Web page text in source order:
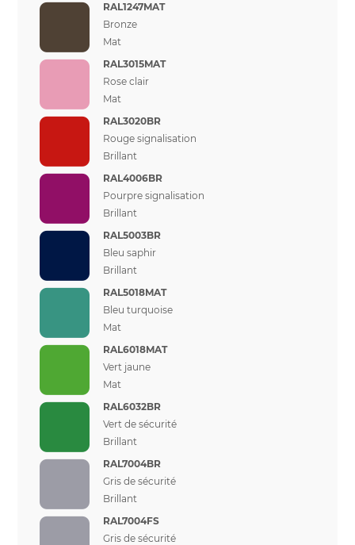
RAL1247MAT
Bronze
Mat
RAL3015MAT
Rose clair
Mat
RAL3020BR
Rouge signalisation
Brillant
RAL4006BR
Pourpre signalisation
Brillant
RAL5003BR
Bleu saphir
Brillant
RAL5018MAT
Bleu turquoise
Mat
RAL6018MAT
Vert jaune
Mat
RAL6032BR
Vert de sécurité
Brillant
RAL7004BR
Gris de sécurité
Brillant
RAL7004FS
Gris de sécurité